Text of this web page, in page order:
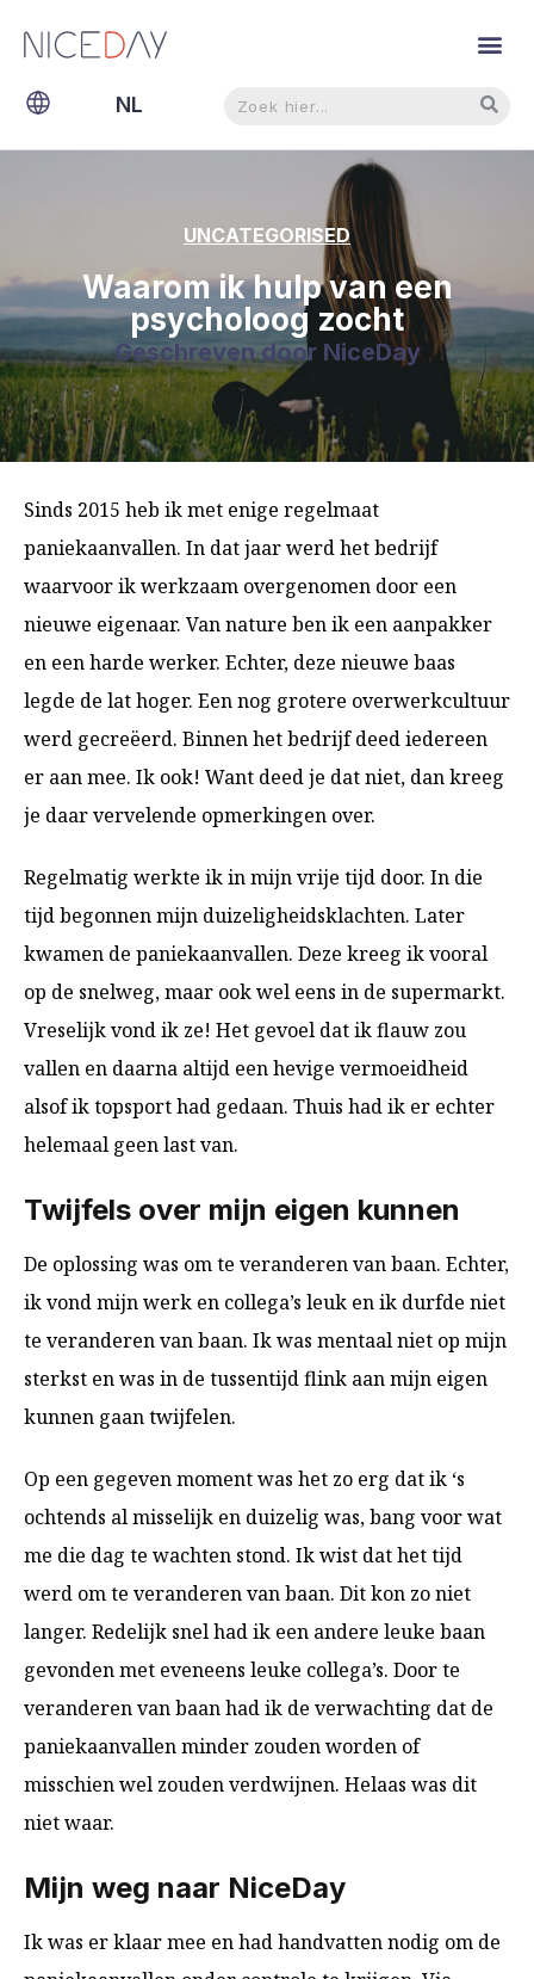
NL
EN
UNCATEGORISED
Waarom ik hulp van een
psycholoog zocht
Geschreven doorNiceDay
Sinds 2015 heb ik met enige regelmaat
paniekaanvallen. In dat jaar werd het bedrijf
waarvoor ik werkzaam overgenomen door een
nieuwe eigenaar. Van nature ben ik een aanpakker
en een harde werker. Echter, deze nieuwe baas
legde de lat hoger. Een nog grotere overwerkcultuur
werd gecreëerd. Binnen het bedrijf deed iedereen
er aan mee. Ik ook! Want deed je dat niet, dan kreeg
je daar vervelende opmerkingen over.
Regelmatig werkte ik in mijn vrije tijd door. In die
tijd begonnen mijn duizeligheidsklachten. Later
kwamen de paniekaanvallen. Deze kreeg ik vooral
op de snelweg, maar ook wel eens in de supermarkt.
Vreselijk vond ik ze! Het gevoel dat ik flauw zou
vallen en daarna altijd een hevige vermoeidheid
alsof ik topsport had gedaan. Thuis had ik er echter
helemaal geen last van.
Twijfels over mijn eigen kunnen
De oplossing was om te veranderen van baan. Echter,
ik vond mijn werk en collega’s leuk en ik durfde niet
te veranderen van baan. Ik was mentaal niet op mijn
sterkst en was in de tussentijd flink aan mijn eigen
kunnen gaan twijfelen.
Op een gegeven moment was het zo erg dat ik ‘s
ochtends al misselijk en duizelig was, bang voor wat
me die dag te wachten stond. Ik wist dat het tijd
werd om te veranderen van baan. Dit kon zo niet
langer. Redelijk snel had ik een andere leuke baan
gevonden met eveneens leuke collega’s. Door te
veranderen van baan had ik de verwachting dat de
paniekaanvallen minder zouden worden of
misschien wel zouden verdwijnen. Helaas was dit
niet waar.
Mijn weg naar NiceDay
Ik was er klaar mee en had handvatten nodig om de